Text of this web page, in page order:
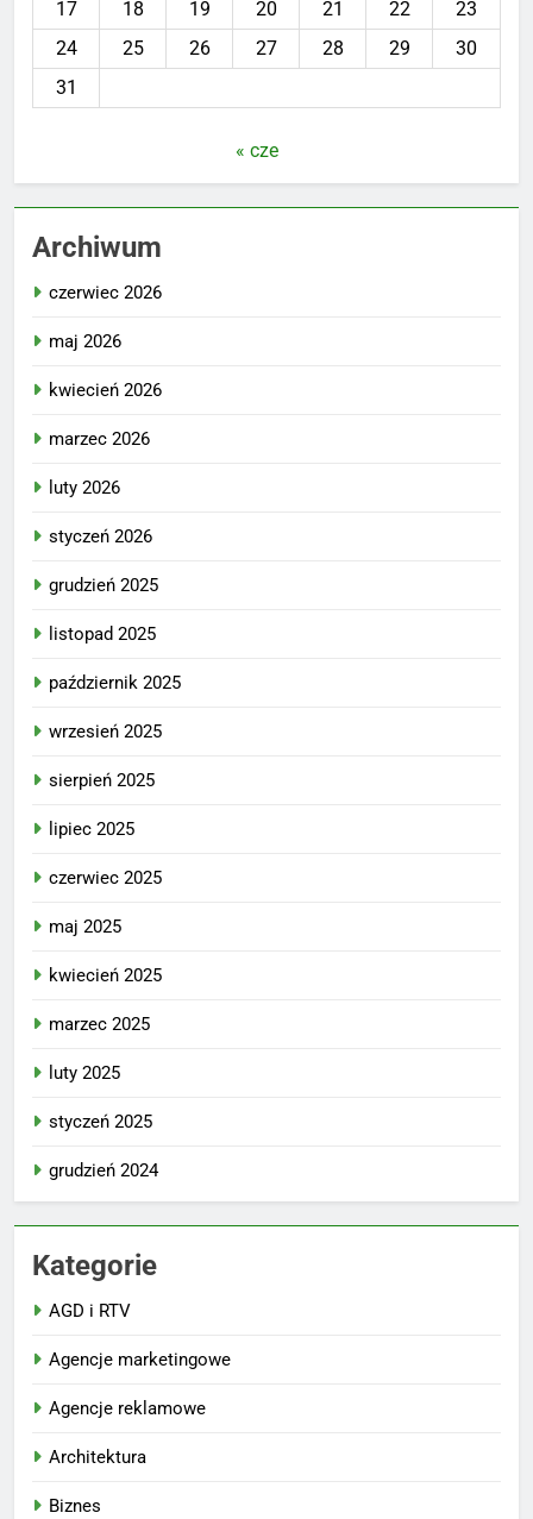
17
18 19 20 21 22
23
24
25 26 27 28 29
30
31
« cze
Archiwum
czerwiec 2026
maj 2026
kwiecień 2026
marzec 2026
luty 2026
styczeń 2026
grudzień 2025
listopad 2025
październik 2025
wrzesień 2025
sierpień 2025
lipiec 2025
czerwiec 2025
maj 2025
kwiecień 2025
marzec 2025
luty 2025
styczeń 2025
grudzień 2024
Kategorie
AGD i RTV
Agencje marketingowe
Agencje reklamowe
Architektura
Biznes